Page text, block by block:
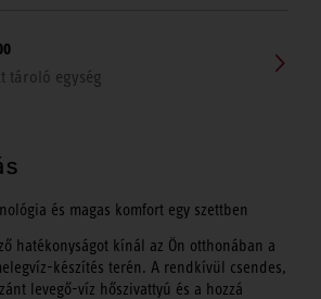
tároló egység
és magas komfort egy szettben
hatékonyságot kínál az Ön otthonában a
készítés terén. A rendkívül csendes,
levegő-víz hőszivattyú és a hozzá